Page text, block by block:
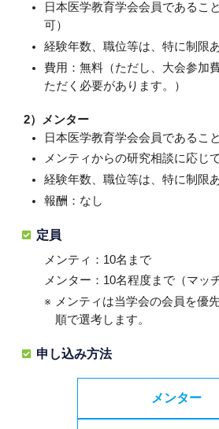
日本医学教育学会会員であるこ
可）
経験年数、職位等は、特に制限
費用：無料（ただし、大会参加
ただく必要があります。）
2）メンター
日本医学教育学会会員であるこ
メンティからの研究相談に応じ
経験年数、職位等は、特に制限
報酬：なし
定員
メンティ：10名まで
メンター：10名程度まで（マッ
メンティは当学会の会員を優
順で選考します。
申し込み方法
メンター